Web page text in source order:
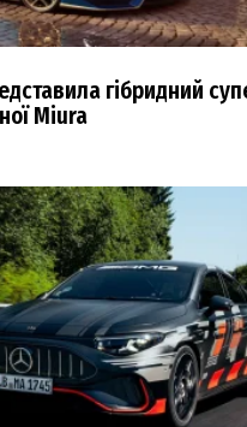
гібридний
Miura